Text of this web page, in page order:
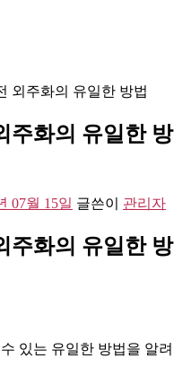
외주화의 유일한 방법
주화의 유일한 방
07월 15일 글쓴이 관리자
주화의 유일한 방
있는 유일한 방법을 알려